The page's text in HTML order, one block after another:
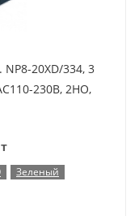
20XD/334, 3
230В, 2НО,
Зеленый